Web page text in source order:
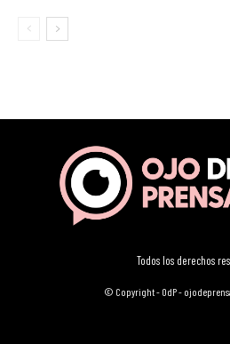
Todos los derechos
© Copyright - OdP -